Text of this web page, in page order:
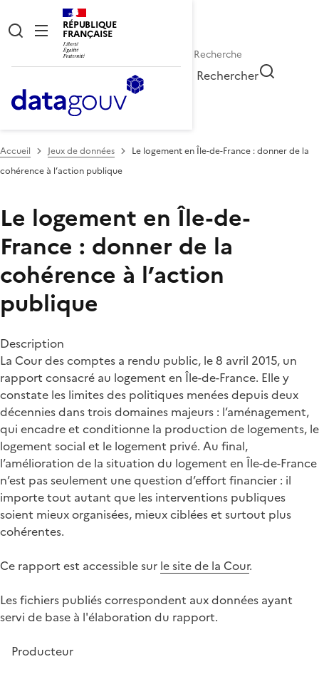
RÉPUBLIQUE
FRANÇAISE
Rechercher
Accueil Jeux de données
Le logement en Île-de-France : donner de la
cohérence à l’action publique
Le logement en Île-de-
France : donner de la
cohérence à l’action
publique
Description
La Cour des comptes a rendu public, le 8 avril 2015, un
rapport consacré au logement en Île-de-France. Elle y
constate les limites des politiques menées depuis deux
décennies dans trois domaines majeurs : l’aménagement,
qui encadre et conditionne la production de logements, le
logement social et le logement privé. Au final,
l’amélioration de la situation du logement en Île-de-France
n’est pas seulement une question d’effort financier : il
importe tout autant que les interventions publiques
soient mieux organisées, mieux ciblées et surtout plus
cohérentes.
Ce rapport est accessible sur le site de la Cour.
Les fichiers publiés correspondent aux données ayant
servi de base à l'élaboration du rapport.
Producteur